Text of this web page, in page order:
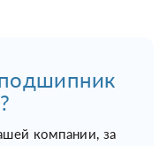
компании, за